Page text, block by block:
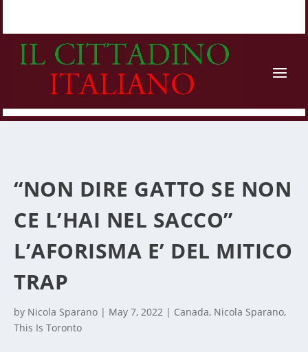
“NON DIRE GATTO SE NON
CE L’HAI NEL SACCO”
L’AFORISMA E’ DEL MITICO
TRAP
by Nicola Sparano | May 7, 2022 | Canada, Nicola Sparano,
This Is Toronto